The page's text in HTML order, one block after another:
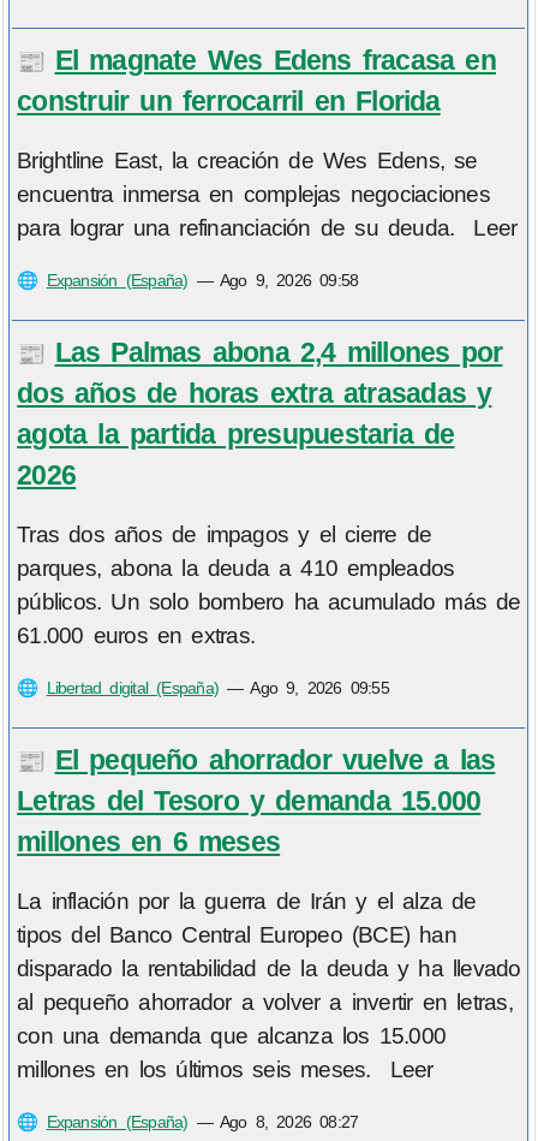
📰 El magnate Wes Edens fracasa en
construir un ferrocarril en Florida
Brightline East, la creación de Wes Edens, se
encuentra inmersa en complejas negociaciones
para lograr una refinanciación de su deuda. Leer
🌐 Expansión (España) — Ago 9, 2026 09:58
📰 Las Palmas abona 2,4 millones por
dos años de horas extra atrasadas y
agota la partida presupuestaria de
2026
Tras dos años de impagos y el cierre de
parques, abona la deuda a 410 empleados
públicos. Un solo bombero ha acumulado más de
61.000 euros en extras.
🌐 Libertad digital (España) —Ago 9, 2026 09:55
📰 El pequeño ahorrador vuelve a las
Letras del Tesoro y demanda 15.000
millones en 6 meses
La inflación por la guerra de Irán y el alza de
tipos del Banco Central Europeo (BCE) han
disparado la rentabilidad de la deuda y ha llevado
al pequeño ahorrador a volver a invertir en letras,
con una demanda que alcanza los 15.000
millones en los últimos seis meses. Leer
🌐 Expansión (España) — Ago 8, 2026 08:27